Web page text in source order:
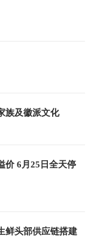
族及徽派文化
价 6月25日全天停
鲜头部供应链搭建